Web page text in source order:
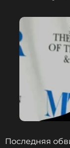
Последняя